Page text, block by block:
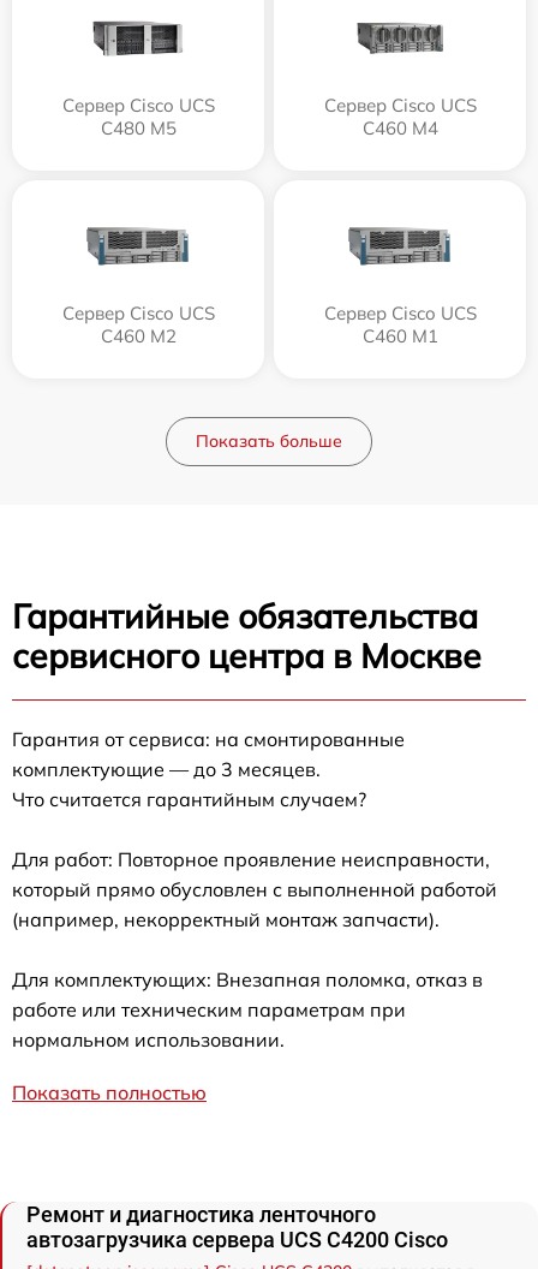
Сервер Cisco UCS
C480 M5
Сервер Cisco UCS
C460 M4
Сервер Cisco UCS
C460 M2
Сервер Cisco UCS
C460 M1
Показать больше
Гарантийные обязательства
сервисного центра в Москве
Гарантия от сервиса: на смонтированные
комплектующие — до 3 месяцев.
Что считается гарантийным случаем?
Для работ: Повторное проявление неисправности,
который прямо обусловлен с выполненной работой
(например, некорректный монтаж запчасти).
Для комплектующих: Внезапная поломка, отказ в
работе или техническим параметрам при
нормальном использовании.
Показать полностью
Ремонт и диагностика ленточного
автозагрузчика сервера UCS C4200 Cisco